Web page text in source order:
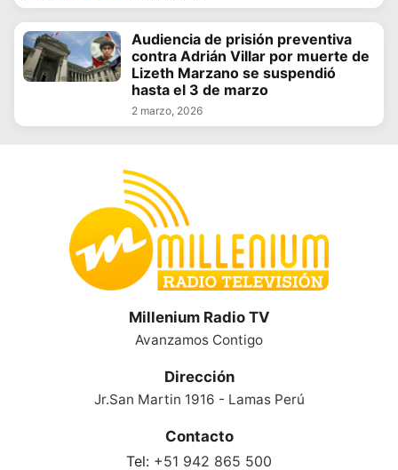
Audiencia de prisión preventiva
contra Adrián Villar por muerte de
Lizeth Marzano se suspendió
hasta el 3 de marzo
2 marzo, 2026
Millenium Radio TV
Avanzamos Contigo
Dirección
Jr.San Martin 1916 - Lamas Perú
Contacto
Tel: +51 942 865 500